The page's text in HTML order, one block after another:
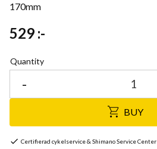
170mm
529 :-
Quantity
-
BUY
Certifierad cykelservice & Shimano Service Center